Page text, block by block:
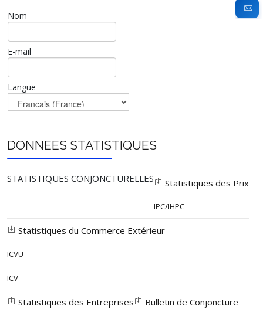
Nom
E-mail
Langue
DONNEES STATISTIQUES
STATISTIQUES CONJONCTURELLES Statistiques des Prix
IPC/IHPC
Statistiques du Commerce Extérieur
ICVU
ICV
Statistiques des Entreprises Bulletin de Conjoncture